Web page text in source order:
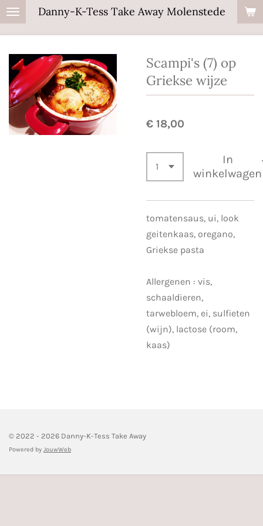
Ga
hoofdinhoud
Danny-K-Tess Take Away Molenstede
Scampi's (7) op
Griekse wijze
€ 18,00
In
winkelwagen
tomatensaus, ui, look
geitenkaas, oregano,
Griekse pasta
Allergenen : vis,
schaaldieren,
tarwebloem, ei, sulfieten
(wijn), lactose (room,
kaas)
© 2022 - 2026 Danny-K-Tess Take Away
Powered by JouwWeb